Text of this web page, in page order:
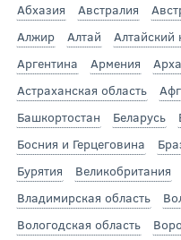
Абхазия Австралия
Алжир
Алтай Алтайский
Аргентина
Армения
Астраханская область
Башкортостан
Беларусь
Босния и Герцеговина
Бурятия
Великобритания
Владимирская область
Вологодская область